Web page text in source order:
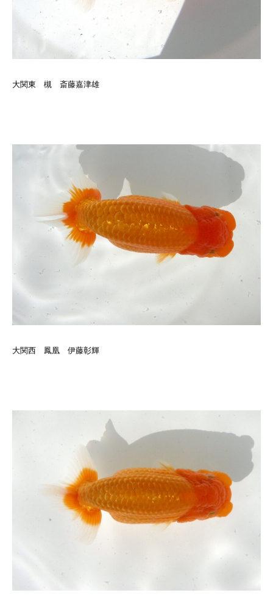
大関東 槻 斎藤嘉津雄
大関西 鳳凰 伊藤彰輝